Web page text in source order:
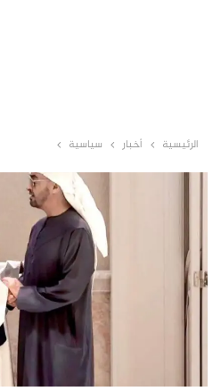
الرئيسية أخبار سياسية